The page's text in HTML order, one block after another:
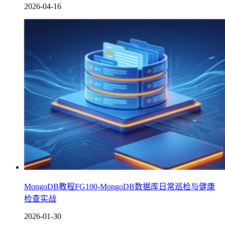
2026-04-16
MongoDB教程FG100-MongoDB数据库日常巡检与健康
检查实战
2026-01-30